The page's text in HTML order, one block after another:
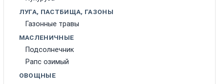
ЛУГА, ПАСТБИЩА, ГАЗОНЫ
Газонные травы
МАСЛЕНИЧНЫЕ
Подсолнечник
Рапс озимый
ОВОЩНЫЕ